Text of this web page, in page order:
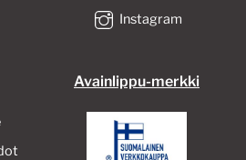
Instagram
Avainlippu-merkki